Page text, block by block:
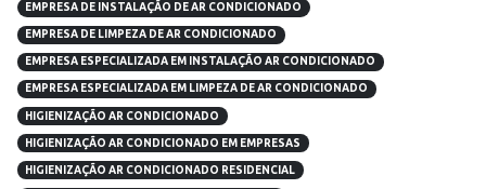
EMPRESA DE INSTALAÇÃO DE AR CONDICIONADO
EMPRESA DE LIMPEZA DE AR CONDICIONADO
EMPRESA ESPECIALIZADA EM INSTALAÇÃO AR CONDICIONADO
EMPRESA ESPECIALIZADA EM LIMPEZA DE AR CONDICIONADO
HIGIENIZAÇÃO AR CONDICIONADO
HIGIENIZAÇÃO AR CONDICIONADO EM EMPRESAS
HIGIENIZAÇÃO AR CONDICIONADO RESIDENCIAL